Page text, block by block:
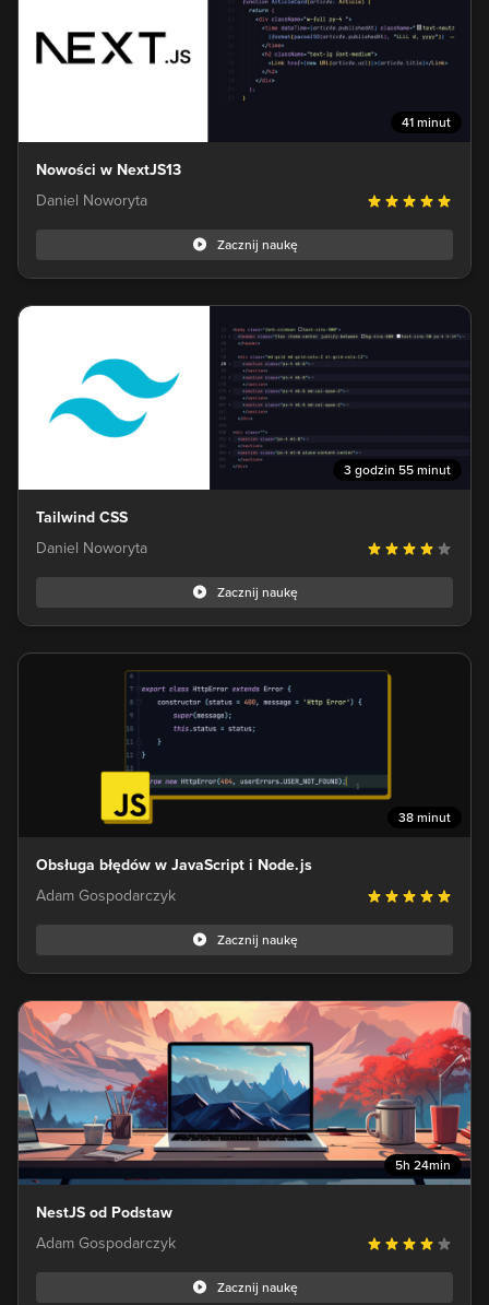
41 minut
Nowości w NextJS13
Daniel Noworyta
Zacznij naukę
3 godzin 55 minut
Tailwind CSS
Daniel Noworyta
Zacznij naukę
38 minut
Obsługa błędów w JavaScript i Node.js
Adam Gospodarczyk
Zacznij naukę
5h 24min
NestJS od Podstaw
Adam Gospodarczyk
Zacznij naukę